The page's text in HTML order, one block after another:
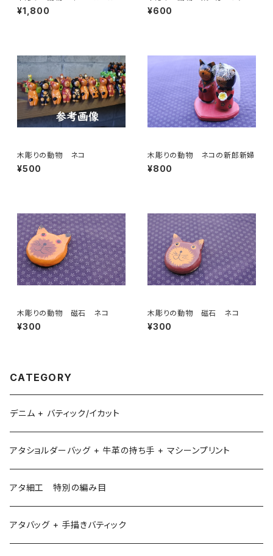
タバコ
¥1,800
ァ カエル
¥600
木彫りの動物 ネコ
¥500
木彫りの動物 ネコの新郎新婦
¥800
木彫りの動物 磁石 ネコ
¥300
木彫りの動物 磁石 ネコ
¥300
CATEGORY
デニム + バティック/イカット
アタショルダーバッグ + 牛革の持ち手 + マシーンプリント
アタ細工 特別の編み目
アタバッグ + 手描きバティック